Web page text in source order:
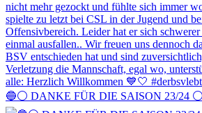
🔵⚪️ DANKE FÜR DIE SAISON 23/24